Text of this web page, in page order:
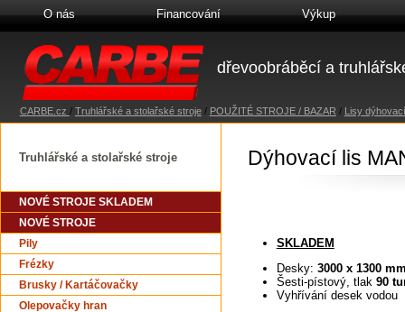
O nás Financování Výkup
dřevoobráběcí a
CARBE.cz / Truhlářské a stolařské stroje / POUŽITÉ STROJE / BAZAR / Lisy
Truhlářské a stolařské stroje
NOVÉ STROJE SKLADEM
NOVÉ STROJE
Pily
Frézky
Brusky / Kartáčovačky
Olepovačky hran
Dýhovací lis
SKLADEM
Desky: 3000 x 1300
Šesti-pístový, tlak 90
Vyhřívání desek vodou